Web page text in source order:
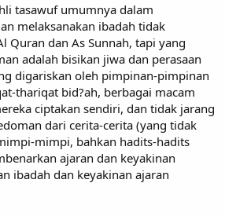
tasawuf umumnya dalam
melaksanakan ibadah tidak
Quran dan As Sunnah, tapi yang
adalah bisikan jiwa dan perasaan
digariskan oleh pimpinan-pimpinan
thariqat bid?ah, berbagai macam
ciptakan sendiri, dan tidak jarang
dari cerita-cerita (yang tidak
mimpi, bahkan hadits-hadits
ajaran dan keyakinan
ibadah dan keyakinan ajaran